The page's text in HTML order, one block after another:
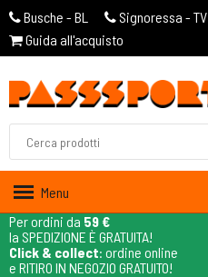
Busche - BL Signoressa - TV
Guida all'acquisto
Menu
Per ordini da 59 €
la SPEDIZIONE È GRATUITA!
Click & collect: ordine online
e RITIRO IN NEGOZIO GRATUITO!